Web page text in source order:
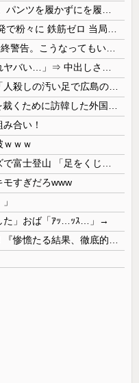
合い！
ｗｗｗ
モすぎだろwww
た」おば「ｱｯ…ｯｽ…」→